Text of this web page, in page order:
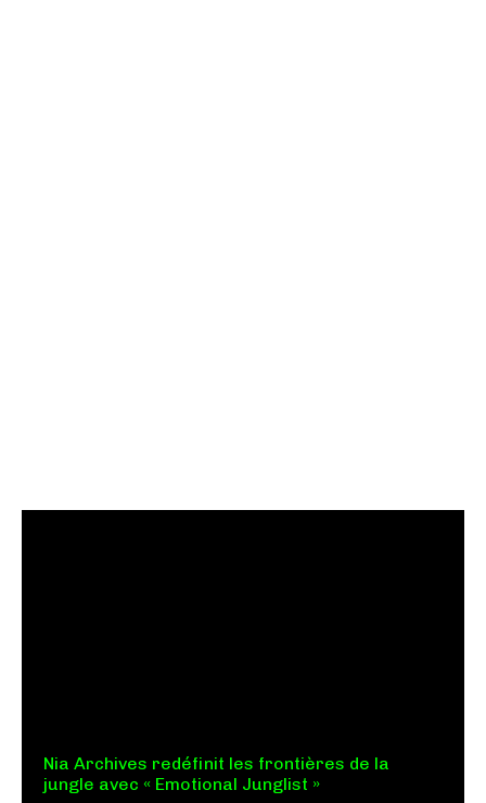
Nia Archives redéfinit les frontières de la
jungle avec « Emotional Junglist »